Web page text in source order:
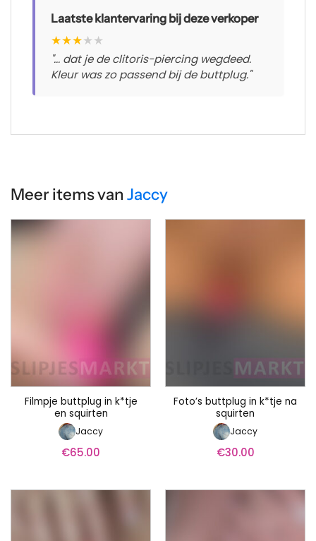
Laatste klantervaring bij deze verkoper
★★★★★
"... dat je de clitoris-piercing wegdeed.
Kleur was zo passend bij de buttplug."
Meer items van Jaccy
Filmpje buttplug in k*tje
en squirten
Jaccy
€65.00
Foto’s buttplug in k*tje na
squirten
Jaccy
€30.00